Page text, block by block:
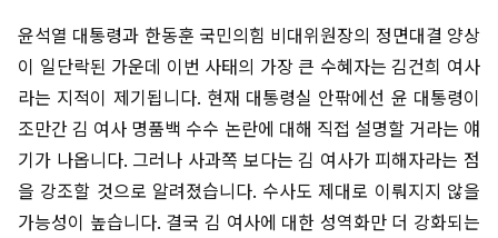
윤석열 대통령과 한동훈 국민의힘 비대위원장의 정면대결 양상
이 일단락된 가운데 이번 사태의 가장 큰 수혜자는 김건희 여사
라는 지적이 제기됩니다. 현재 대통령실 안팎에선 윤 대통령이
조만간 김 여사 명품백 수수 논란에 대해 직접 설명할 거라는 얘
기가 나옵니다. 그러나 사과쪽 보다는 김 여사가 피해자라는 점
을 강조할 것으로 알려졌습니다. 수사도 제대로 이뤄지지 않을
가능성이 높습니다. 결국 김 여사에 대한 성역화만 더 강화되는